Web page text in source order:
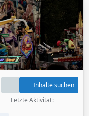
Inhalte suchen
Letzte Aktivität